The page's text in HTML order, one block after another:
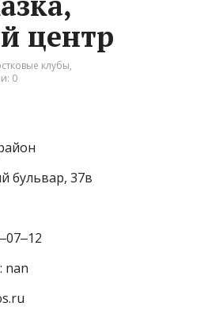
центр
клубы,
0
бульвар, 37в
nan